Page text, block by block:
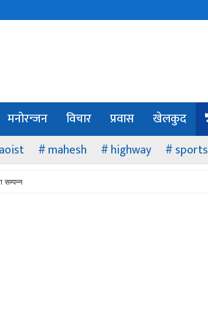
मनोरन्जन विचार प्रवास खेलकुद
mahesh highway sports
सम्पन्न